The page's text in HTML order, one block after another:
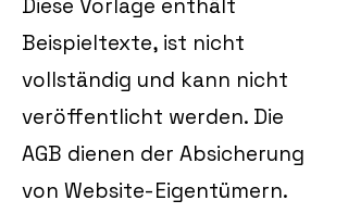
Diese Vorlage enthält
Beispieltexte, ist nicht
vollständig und kann nicht
veröffentlicht werden. Die
AGB dienen der Absicherung
von Website-Eigentümern.